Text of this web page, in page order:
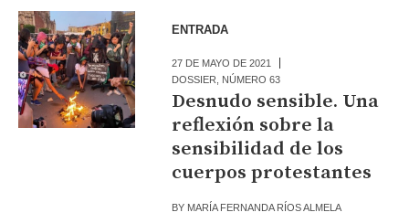
ENTRADA
27 DE MAYO DE 2021
DOSSIER
NÚMERO 63
Desnudo sensible. Una
reflexión sobre la
sensibilidad de los
cuerpos protestantes
BY MARÍA FERNANDA RÍOS ALMELA